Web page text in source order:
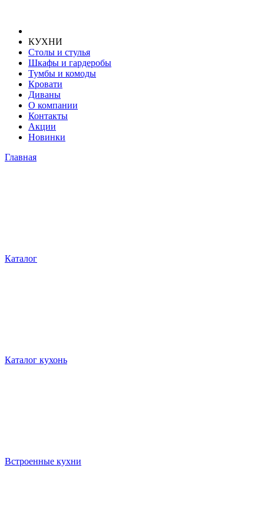
КУХНИ
Столы и стулья
Шкафы и гардеробы
Тумбы и комоды
Кровати
Диваны
О компании
Контакты
Акции
Новинки
Главная
Каталог
Каталог кухонь
Встроенные кухни